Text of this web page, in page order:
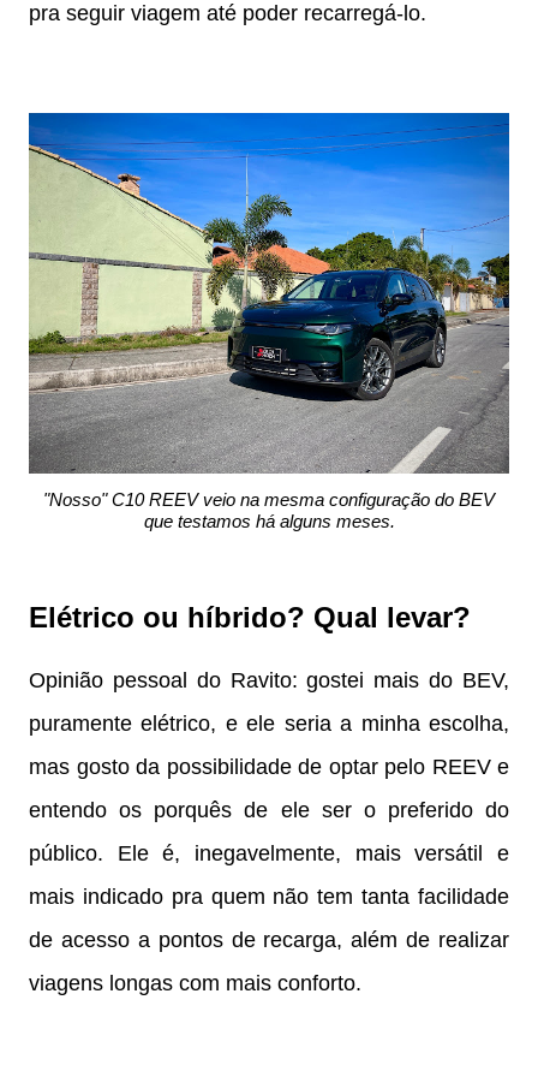
pra seguir viagem até poder recarregá-lo.
"Nosso" C10 REEV veio na mesma configuração do BEV
que testamos há alguns meses.
Elétrico ou híbrido? Qual levar?
Opinião pessoal do Ravito: gostei mais do BEV,
puramente elétrico, e ele seria a minha escolha,
mas gosto da possibilidade de optar pelo REEV e
entendo os porquês de ele ser o preferido do
público. Ele é, inegavelmente, mais versátil e
mais indicado pra quem não tem tanta facilidade
de acesso a pontos de recarga, além de realizar
viagens longas com mais conforto.